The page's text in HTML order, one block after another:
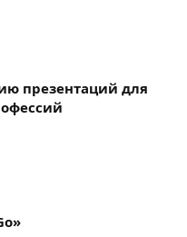
презентаций для